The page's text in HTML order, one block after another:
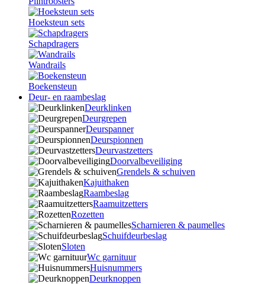
Hoeksteun sets
Schapdragers
Wandrails
Boekensteun
Deur- en raambeslag
Deurklinken
Deurgrepen
Deurspanner
Deurspionnen
Deurvastzetters
Doorvalbeveiliging
Grendels & schuiven
Kajuithaken
Raambeslag
Raamuitzetters
Rozetten
Scharnieren & paumelles
Schuifdeurbeslag
Sloten
Wc garnituur
Huisnummers
Deurknoppen